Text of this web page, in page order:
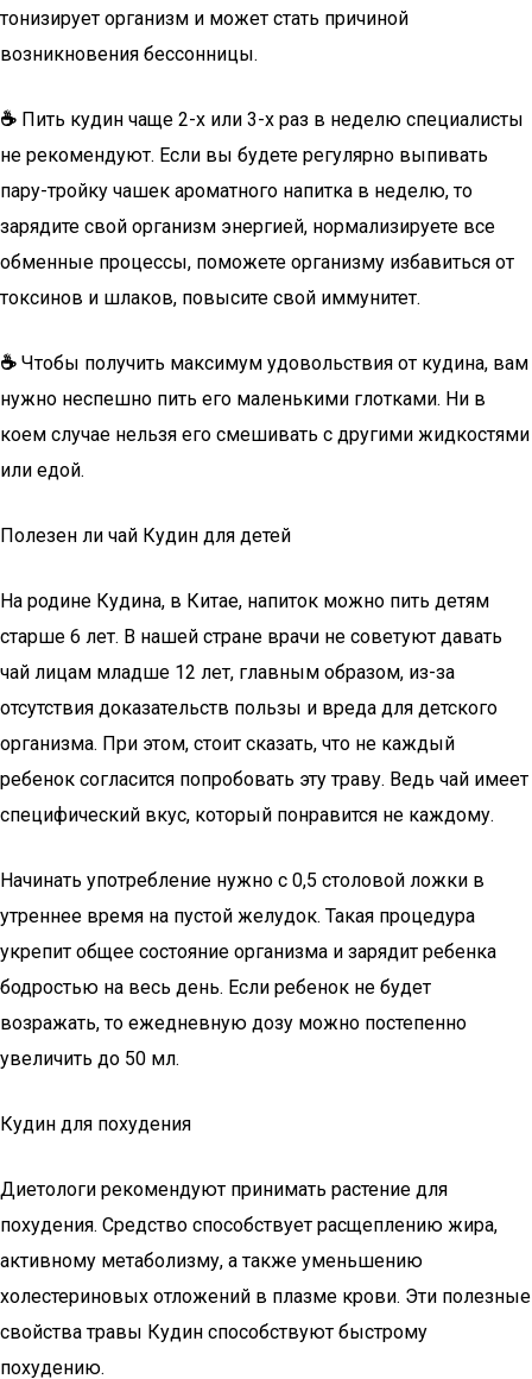
тонизирует организм и может стать причиной
возникновения бессонницы.
☕ Пить кудин чаще 2-х или 3-х раз в неделю специалисты
не рекомендуют. Если вы будете регулярно выпивать
пару-тройку чашек ароматного напитка в неделю, то
зарядите свой организм энергией, нормализируете все
обменные процессы, поможете организму избавиться от
токсинов и шлаков, повысите свой иммунитет.
☕ Чтобы получить максимум удовольствия от кудина, вам
нужно неспешно пить его маленькими глотками. Ни в
коем случае нельзя его смешивать с другими жидкостями
или едой.
Полезен ли чай Кудин для детей
На родине Кудина, в Китае, напиток можно пить детям
старше 6 лет. В нашей стране врачи не советуют давать
чай лицам младше 12 лет, главным образом, из-за
отсутствия доказательств пользы и вреда для детского
организма. При этом, стоит сказать, что не каждый
ребенок согласится попробовать эту траву. Ведь чай имеет
специфический вкус, который понравится не каждому.
Начинать употребление нужно с 0,5 столовой ложки в
утреннее время на пустой желудок. Такая процедура
укрепит общее состояние организма и зарядит ребенка
бодростью на весь день. Если ребенок не будет
возражать, то ежедневную дозу можно постепенно
увеличить до 50 мл.
Кудин для похудения
Диетологи рекомендуют принимать растение для
похудения. Средство способствует расщеплению жира,
активному метаболизму, а также уменьшению
холестериновых отложений в плазме крови. Эти полезные
свойства травы Кудин способствуют быстрому
похудению.